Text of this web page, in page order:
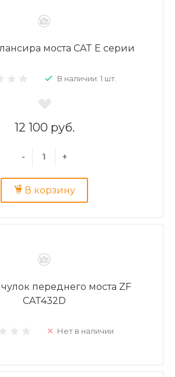
моста CAT E серии
В наличии: 1 шт.
12 100 руб.
- +
В корзину
чулок переднего моста ZF
CAT432D
Нет в наличии